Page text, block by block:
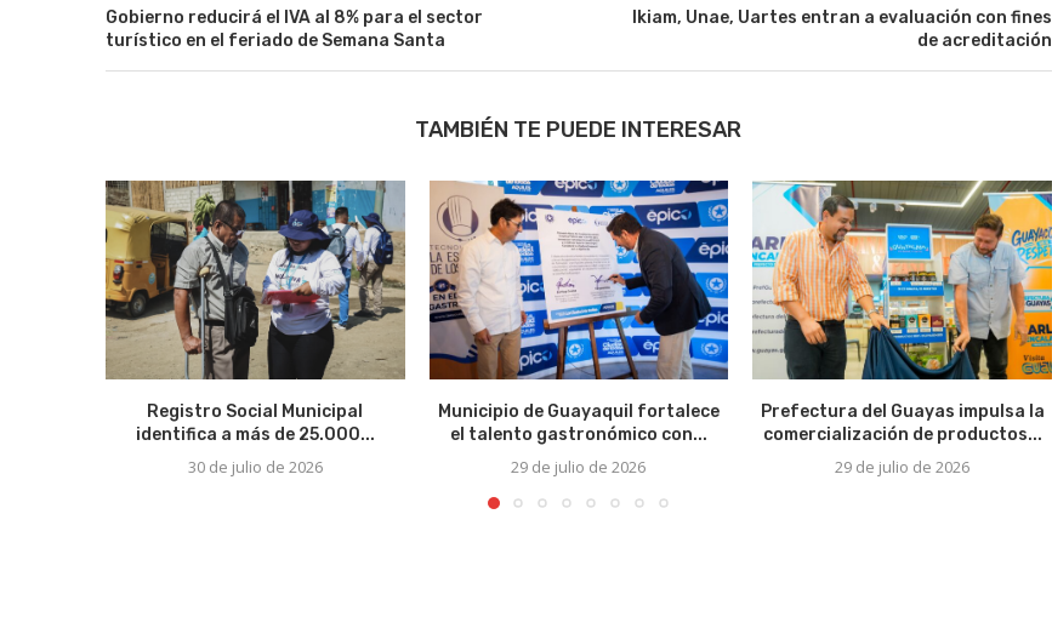
Gobierno reducirá el IVA al 8% para el sector
turístico en el feriado de Semana Santa
Ikiam, Unae, Uartes entran a evaluación con fines
de acreditación
TAMBIÉN TE PUEDE INTERESAR
Registro Social Municipal
identifica a más de 25.000...
30 de julio de 2026
Municipio de Guayaquil fortalece
el talento gastronómico con...
29 de julio de 2026
Prefectura del Guayas impulsa la
comercialización de productos...
29 de julio de 2026